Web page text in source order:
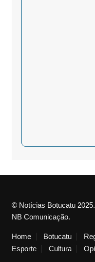
© Notícias Botucatu
NB Comunicação.
Home Botucatu
Esporte
Cultura